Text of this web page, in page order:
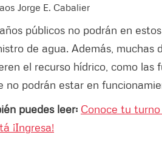
Jorge E. Cabalier
públicos no podrán en
de agua. Además, muchas
el recurso hídrico, como las
no podrán estar en
puedes leer: Conoce tu
¡Ingresa!